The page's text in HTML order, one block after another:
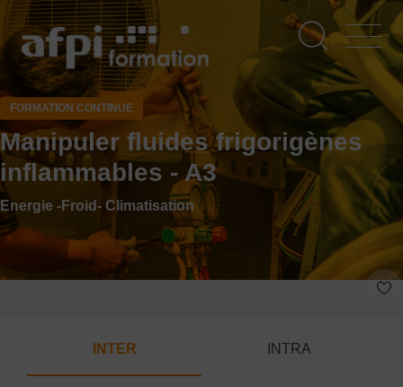
Aller
au
contenu
principal
FORMATION CONTINUE
Manipuler fluides frigorigènes
inflammables - A3
Energie -Froid- Climatisation
INTER INTRA